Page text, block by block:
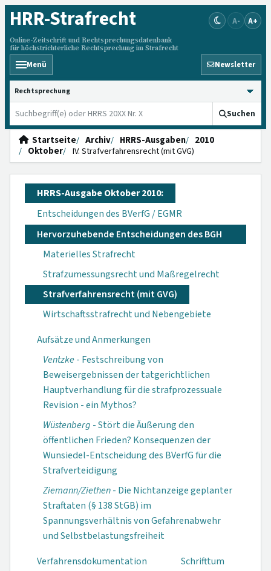
HRR-Strafrecht
Online-Zeitschrift und Rechtsprechungsdatenbank
für höchstrichterliche Rechtsprechung im Strafrecht
A- A+
Menü Newsletter
HRRS durchsuchen
Suchen
Startseite Archiv HRRS-Ausgaben
2010
Oktober
IV. Strafverfahrensrecht (mit GVG)
HRRS-Ausgabe Oktober 2010:
Entscheidungen des BVerfG / EGMR
Hervorzuhebende Entscheidungen des BGH
Materielles Strafrecht
Strafzumessungsrecht und Maßregelrecht
Strafverfahrensrecht (mit GVG)
Wirtschaftsstrafrecht und Nebengebiete
Aufsätze und Anmerkungen
Ventzke- Festschreibung von
Beweisergebnissen der tatgerichtlichen
Hauptverhandlung für die strafprozessuale
Revision - ein Mythos?
Wüstenberg - Stört die Äußerung den
öffentlichen Frieden? Konsequenzen der
Wunsiedel-Entscheidung des BVerfG für die
Strafverteidigung
Ziemann/Ziethen- Die Nichtanzeige geplanter
Straftaten (§ 138 StGB) im
Spannungsverhältnis von Gefahrenabwehr
und Selbstbelastungs­freiheit
Verfahrensdokumen­tation
Schrifttum